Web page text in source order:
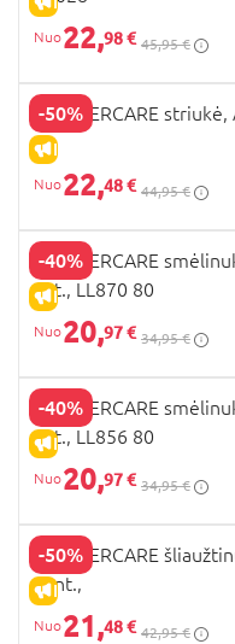
22,98 € 45,95 €
-50%
IŠPARDAVIMAS
MOTHERCARE
22,48 € 44,95 €
-40%
IŠPARDAVIMAS
MOTHERCARE
vnt., LL870 80
20,97 € 34,95 €
-40%
IŠPARDAVIMAS
MOTHERCARE
vnt., LL856 80
20,97 € 34,95 €
-50%
IŠPARDAVIMAS
MOTHERCARE
3vnt.,
21,48 € 42,95 €